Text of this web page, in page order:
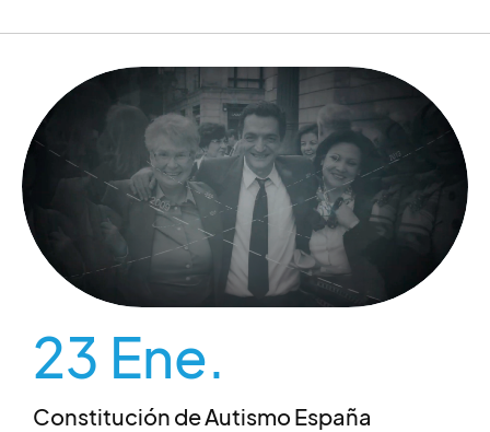
23 Ene.
Constitución de Autismo España